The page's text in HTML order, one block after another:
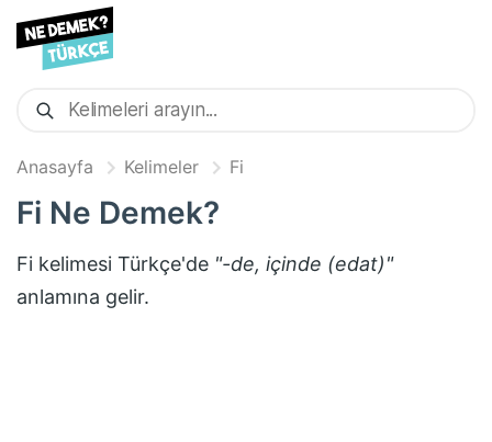
Anasayfa Kelimeler Fi
Fi Ne Demek?
Fi kelimesi Türkçe'de "-de, içinde (edat)"
anlamına gelir.